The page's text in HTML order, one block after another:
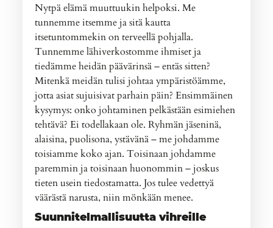
Nytpä elämä muuttuukin helpoksi. Me
tunnemme itsemme ja sitä kautta
itsetuntommekin on terveellä pohjalla.
Tunnemme lähiverkostomme ihmiset ja
tiedämme heidän päävärinsä – entäs sitten?
Mitenkä meidän tulisi johtaa ympäristöämme,
jotta asiat sujuisivat parhain päin? Ensimmäinen
kysymys: onko johtaminen pelkästään esimiehen
tehtävä? Ei todellakaan ole. Ryhmän jäseninä,
alaisina, puolisona, ystävänä – me johdamme
toisiamme koko ajan. Toisinaan johdamme
paremmin ja toisinaan huonommin – joskus
tieten usein tiedostamatta. Jos tulee vedettyä
väärästä narusta, niin mönkään menee.
Suunnitelmallisuutta vihreille